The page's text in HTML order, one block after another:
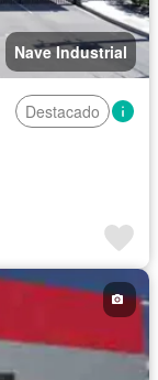
Nave Industrial
Destacado